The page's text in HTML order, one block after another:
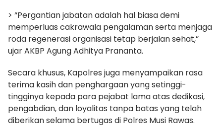
> “Pergantian jabatan adalah hal biasa demi
memperluas cakrawala pengalaman serta menjaga
roda regenerasi organisasi tetap berjalan sehat,”
ujar AKBP Agung Adhitya Prananta.
Secara khusus, Kapolres juga menyampaikan rasa
terima kasih dan penghargaan yang setinggi-
tingginya kepada para pejabat lama atas dedikasi,
pengabdian, dan loyalitas tanpa batas yang telah
diberikan selama bertugas di Polres Musi Rawas.